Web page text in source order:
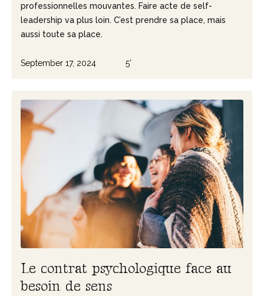
professionnelles mouvantes. Faire acte de self-
leadership va plus loin. C’est prendre sa place, mais
aussi toute sa place.
September 17, 2024 5'
Le contrat psychologique face au
besoin de sens